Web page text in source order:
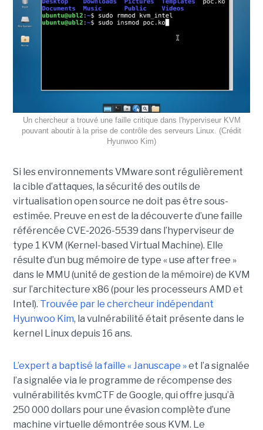
Un chercheur a trouvé une faille critique dans l'hyperviseur KVM
pouvant aboutir à la prise de contrôle des serveurs Linux. (Crédit
Hyunwoo Kim)
Si les environnements VMware sont régulièrement
la cible d’attaques, la sécurité des outils de
virtualisation open source ne doit pas être sous-
estimée. Preuve en est de la découverte d’une faille
référencée CVE-2026-5539 dans l’hyperviseur de
type 1 KVM (Kernel-based Virtual Machine). Elle
résulte d’un bug mémoire de type « use after free »
dans le MMU (unité de gestion de la mémoire) de KVM
sur l’architecture x86 (pour les processeurs AMD et
Intel). Trouvée par le chercheur indépendant
Hyunwoo Kim, la vulnérabilité était présente dans le
kernel Linux depuis 16 ans.
L’expert a baptisé la faille « Januscape »et l’a signalée
l’a signalée via le programme de récompense des
vulnérabilités kvmCTF de Google, qui offre jusqu’à
250 000 dollars pour une évasion complète d’une
machine virtuelle démontrée sous KVM. Le